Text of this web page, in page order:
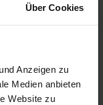
Über Cookies
Anzeigen zu
Medien anbieten
Website zu